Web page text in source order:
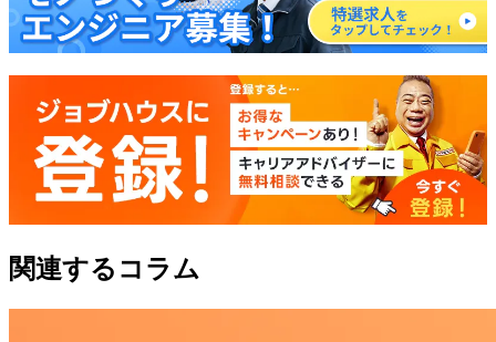
関連するコラム